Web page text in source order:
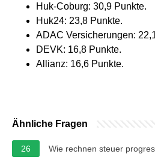
Huk-Coburg: 30,9 Punkte.
Huk24: 23,8 Punkte.
ADAC Versicherungen:
DEVK: 16,8 Punkte.
Allianz: 16,6 Punkte.
Ähnliche Fragen
26 Wie rechnen steuer